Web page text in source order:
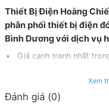
Thiết Bị Điện Hoàng
phân phối thiết bị điện
Bình Dương với dịch vụ
Giá cạnh tranh nhất
Giao hàng nhanh chóng.
Nhận báo giá tốt nhất.
Xem
Đánh giá (0)